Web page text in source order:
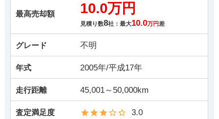
最高売却額 10.0万円
見積り数8社：最大10.0万円差
グレード 不明
年式 2005年/平成17年
走行距離 45,001～50,000km
査定満足度 3.0